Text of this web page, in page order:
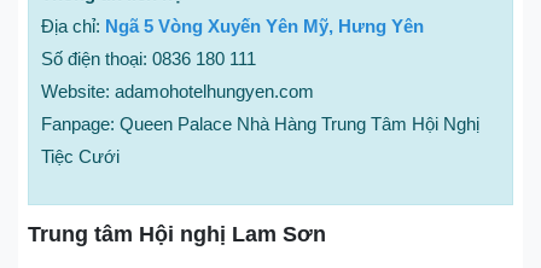
Địa chỉ: Ngã 5 Vòng Xuyến Yên Mỹ, Hưng Yên
Số điện thoại: 0836 180 111
Website: adamohotelhungyen.com
Fanpage: Queen Palace Nhà Hàng Trung Tâm Hội Nghị
Tiệc Cưới
Trung tâm Hội nghị Lam Sơn